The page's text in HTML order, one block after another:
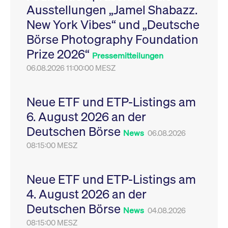
Ausstellungen „Jamel Shabazz.
New York Vibes“ und „Deutsche
Börse Photography Foundation
Prize 2026“ Pressemitteilungen
06.08.2026 11:00:00 MESZ
Neue ETF und ETP-Listings am
6. August 2026 an der
Deutschen Börse News 06.08.2026
08:15:00 MESZ
Neue ETF und ETP-Listings am
4. August 2026 an der
Deutschen Börse News 04.08.2026
08:15:00 MESZ
Leistung der Website
zu messen. Es handelt
sich um ein Muster-
Cookie, bei dem auf
das Präfix _pk_ses
eine kurze Reihe von
VISITOR_PRIVACY_METADATA
YouTube
.youtube.com
6
Monate
Dieses Cookie dient
Speicherung der
Einwilligungs- und
des Nutzers für ihre
Interaktion mit der
Sitzungen geehrt